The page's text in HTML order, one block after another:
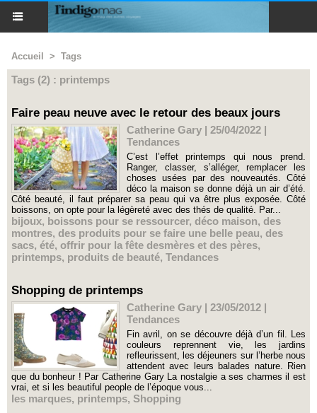
Accueil > Tags
Tags (2) : printemps
Faire peau neuve avec le retour des beaux jours
Catherine Gary | 25/04/2022 |
Tendances
C’est l’effet printemps qui nous prend.
Ranger, classer, s’alléger, remplacer les
choses usées par des nouveautés. Côté
déco la maison se donne déjà un air d’été.
Côté beauté, il faut préparer sa peau qui va être plus exposée. Côté
boissons, on opte pour la légèreté avec des thés de qualité. Par...
bijoux, boissons pour se ressourcer, déco maison, des
montres, des produits pour se faire une belle peau, des
sacs, été, offrir pour la fête desmères et des pères,
printemps, produits de beauté, Tendances
Shopping de printemps
Catherine Gary | 23/05/2012 |
Tendances
Fin avril, on se découvre déjà d’un fil. Les
couleurs reprennent vie, les jardins
refleurissent, les déjeuners sur l’herbe nous
attendent avec leurs balades nature. Rien
que du bonheur ! Par Catherine Gary La nostalgie a ses charmes il est
vrai, et si les beautiful people de l’époque vous...
les marques, printemps, Shopping